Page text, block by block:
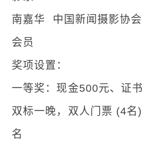
南嘉华 中国新闻摄影协
会员
奖项设置：
一等奖：现金500元、证
双标一晚，双人门票 (4名
名